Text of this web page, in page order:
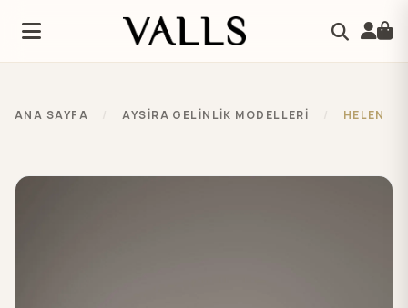
ANA SAYFA AYSIRA GELINLIK MODELLERI HELEN